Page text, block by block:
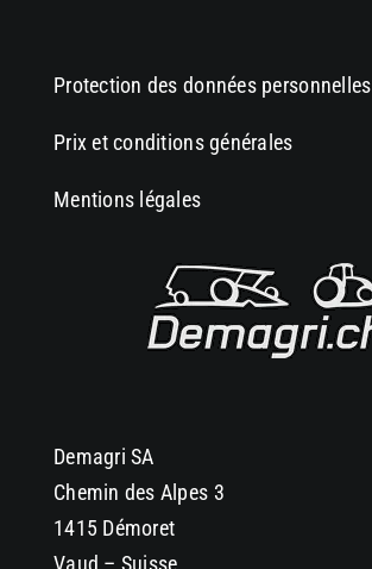
Protection des données personnelles
Prix et conditions générales
Mentions légales
Demagri SA
Chemin des Alpes 3
1415 Démoret